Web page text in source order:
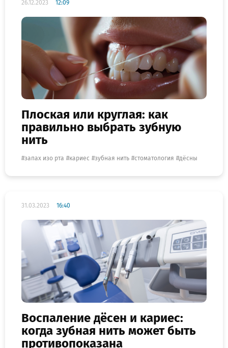
26.12.2023 12:09
Плоская или круглая: как
правильно выбрать зубную
нить
запах изо рта кариес зубная нить стоматология дёсны
31.03.2023 16:40
Воспаление дёсен и кариес:
когда зубная нить может быть
противопоказана